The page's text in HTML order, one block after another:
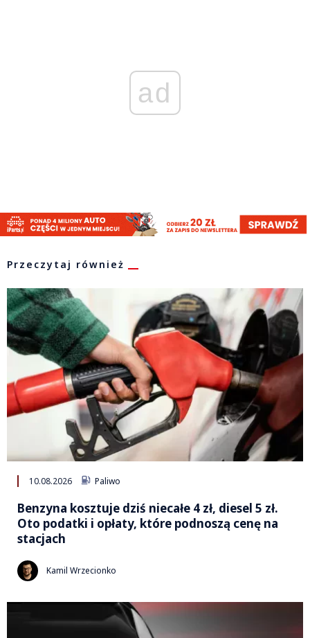
ad
Przeczytaj również
10.08.2026 Paliwo
Benzyna kosztuje dziś niecałe 4 zł, diesel 5 zł.
Oto podatki i opłaty, które podnoszą cenę na
stacjach
Kamil Wrzecionko